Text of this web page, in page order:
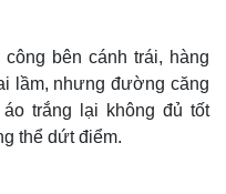
công bên cánh trái, hàng
lầm, nhưng đường căng
trắng lại không đủ tốt
thể dứt điểm.